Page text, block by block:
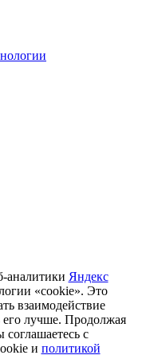
аналитики Яндекс
«cookie». Это
взаимодействие
его лучше. Продолжая
соглашаетесь с
и политикой